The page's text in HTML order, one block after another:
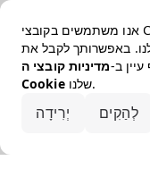
אנו משתמשים בקובצי Cookie שלנו ושל צד שלישי כדי לנתח את
באפשרותך לקבל את
ב-מדיניות קובצי ה-
Cookie
שלנו.
יְרִידָה לְהַקִים